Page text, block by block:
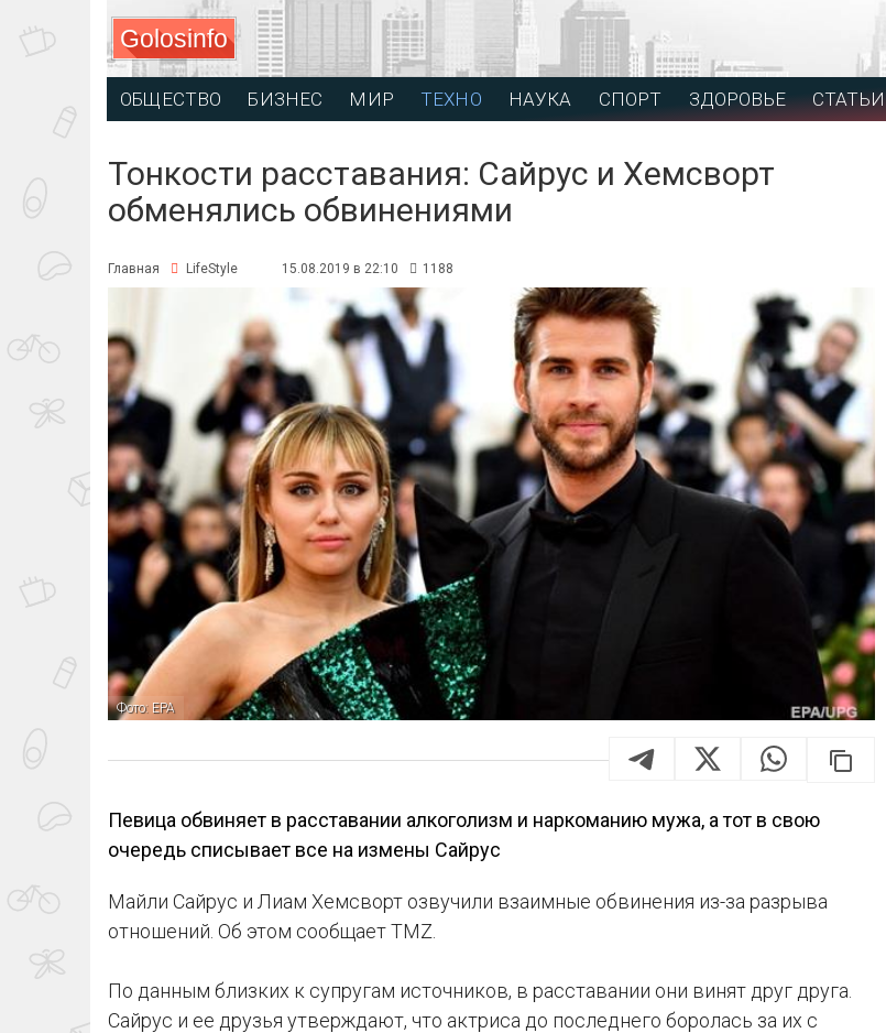
Golosinfo
ОБЩЕСТВО БИЗНЕС МИР ТЕХНО НАУКА СПОРТ ЗДОРОВЬЕ СТАТЬИ
Тонкости расставания: Сайрус и Хемсворт
обменялись обвинениями
Главная LifeStyle 15.08.2019 в 22:10 1188
Фото: ЕРА
Певица обвиняет в расставании алкоголизм и наркоманию мужа, а тот в свою
очередь списывает все на измены Сайрус
Майли Сайрус и Лиам Хемсворт озвучили взаимные обвинения из-за разрыва
отношений. Об этом сообщает TMZ.
По данным близких к супругам источников, в расставании они винят друг друга.
Сайрус и ее друзья утверждают, что актриса до последнего боролась за их с